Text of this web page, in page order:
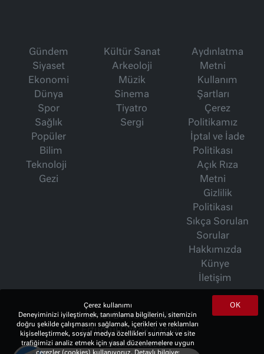
Gündem
Siyaset
Ekonomi
Dünya
Spor
Sağlık
Popüler
Bilim
Teknoloji
Gezi
Kültür Sanat
Arkeoloji
Müzik
Sinema
Tiyatro
Sergi
Aydınlatma
Metni
Kullanım
Şartları
Çerez
Politikamız
İptal ve İade
Politikası
Açık Rıza
Metni
Gizlilik
Politikası
Sıkça Sorulan
Sorular
Hakkımızda
Künye
İletişim
İsmet Berkan Yazıları
Ertuğrul Özkök Yazıları
Haftalık Gazete
OK
Çerez kullanımı
Deneyiminizi iyileştirmek, tanımlama bilgilerini, sitemizin
doğru şekilde çalışmasını sağlamak, içerikleri ve reklamları
kişiselleştirmek, sosyal medya özellikleri sunmak ve site
trafiğimizi analiz etmek için yasal düzenlemelere uygun
çerezler (cookies) kullanıyoruz. Detaylı bilgiye;